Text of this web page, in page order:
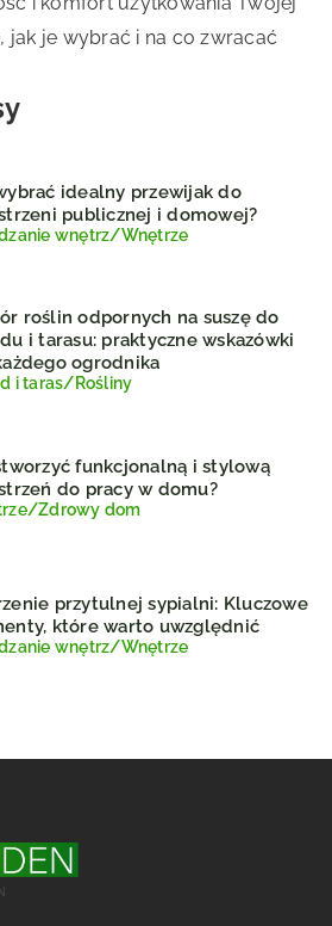
jak je wybrać i na co zwracać
idealny przewijak do
publicznej i domowej?
wnętrz/Wnętrze
roślin odpornych na suszę do
i tarasu: praktyczne wskazówki
ogrodnika
i taras/Rośliny
funkcjonalną i stylową
do pracy w domu?
/Zdrowy dom
przytulnej sypialni: Kluczowe
które warto uwzględnić
wnętrz/Wnętrze